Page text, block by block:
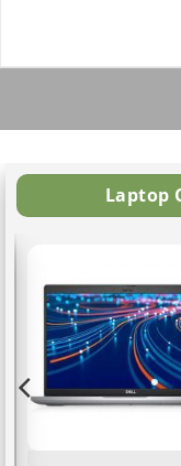
Laptop